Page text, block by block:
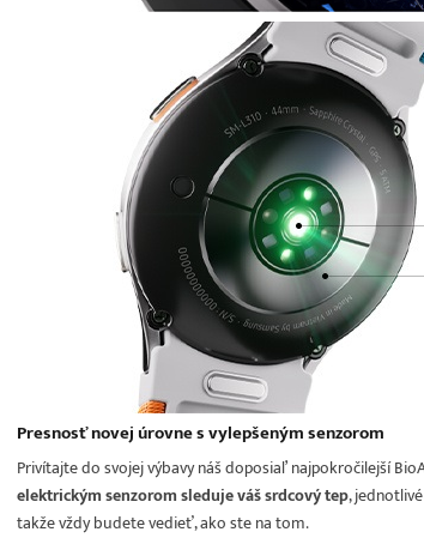
Presnosť novej úrovne s vylepšeným senzorom
Privítajte do svojej výbavy náš doposiaľ najpokročilejší
elektrickým senzorom sleduje váš srdcový tep,
takže vždy budete vedieť, ako ste na tom.